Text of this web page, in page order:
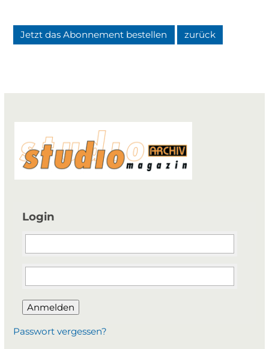
Jetzt das Abonnement bestellen zurück
Login
Anmelden
Passwort vergessen?